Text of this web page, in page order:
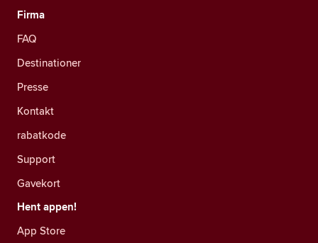
Firma
FAQ
Destinationer
Presse
Kontakt
rabatkode
Support
Gavekort
Hent appen!
App Store